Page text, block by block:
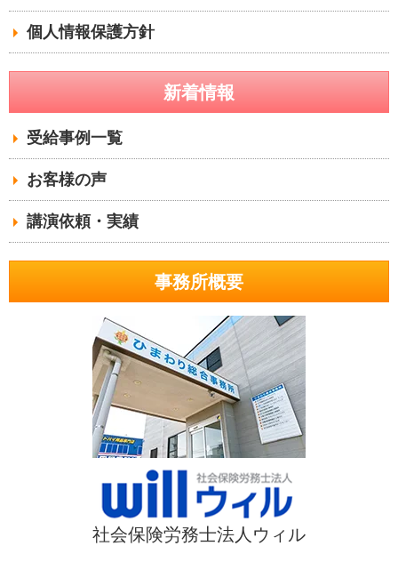
個人情報保護方針
新着情報
受給事例一覧
お客様の声
講演依頼・実績
事務所概要
社会保険労務士法人ウィル